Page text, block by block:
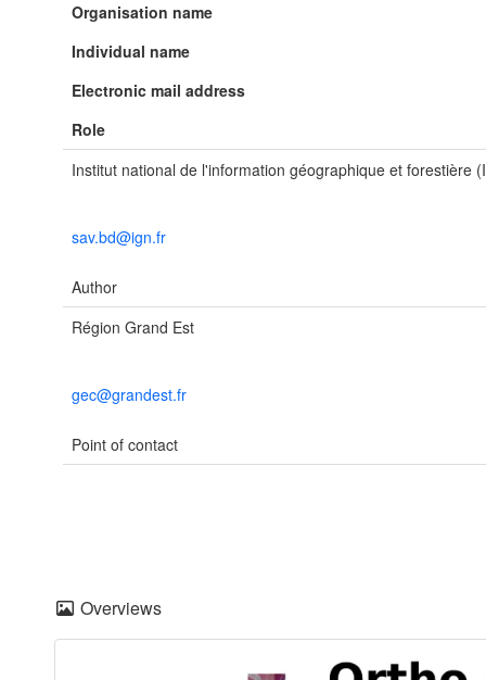
Organisation name
Individual name
Electronic mail address
Role
Institut national de l'information géographique et forestière
sav.bd@ign.fr
Author
Région Grand Est
gec@grandest.fr
Point of contact
Overviews